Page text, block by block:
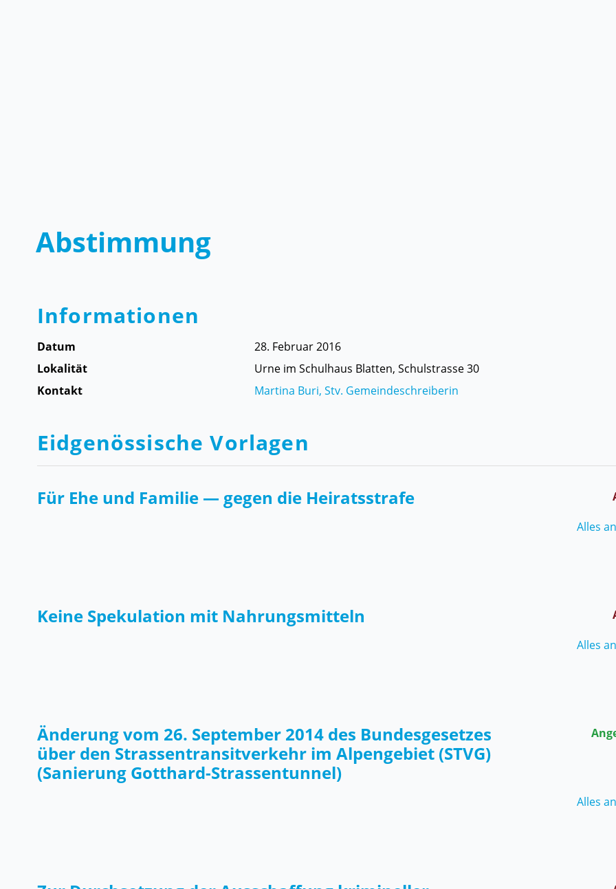
Abstimmung
Informationen
Datum
28. Februar 2016
Lokalität
Urne im Schulhaus Blatten, Schulstrasse 30
Kontakt
Martina Buri, Stv. Gemeindeschreiberin
Eidgenössische Vorlagen
Für Ehe und Familie — gegen die Heiratsstrafe
Alles
Keine Spekulation mit Nahrungsmitteln
Alles
Änderung vom 26. September 2014 des Bundesgesetzes
über den Strassentransitverkehr im Alpengebiet (STVG)
(Sanierung Gotthard-Strassentunnel)
Alles